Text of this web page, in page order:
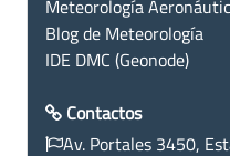
Meteorología
Blog de Meteorología
IDE DMC (Geonode)
Contactos
Av. Portales 3450,